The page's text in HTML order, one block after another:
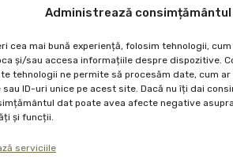
Administrează consimțământul
cea mai bună experiență, folosim tehnologii,
și/sau accesa informațiile despre dispozitive.
tehnologii ne permite să procesăm date, cum
ID-uri unice pe acest site. Dacă nu îți dai
dat poate avea afecte negative
și funcții.
serviciile
Joi:
11:30 - 15:30
Sambata:
09:00 -
Duminica:
09:00 -